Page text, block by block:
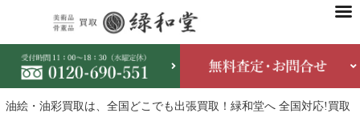
油絵・油彩買取は、全国どこでも出張買取！緑和堂へ 全国対応!買取